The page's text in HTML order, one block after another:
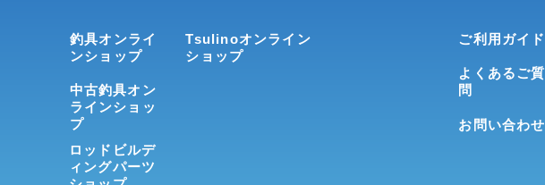
釣具オンライ
ンショップ
中古釣具オン
ラインショッ
プ
ロッドビルデ
ィングパーツ
Tsulinoオンライン
ショップ
ご利用ガイド
よくあるご質
問
お問い合わせ